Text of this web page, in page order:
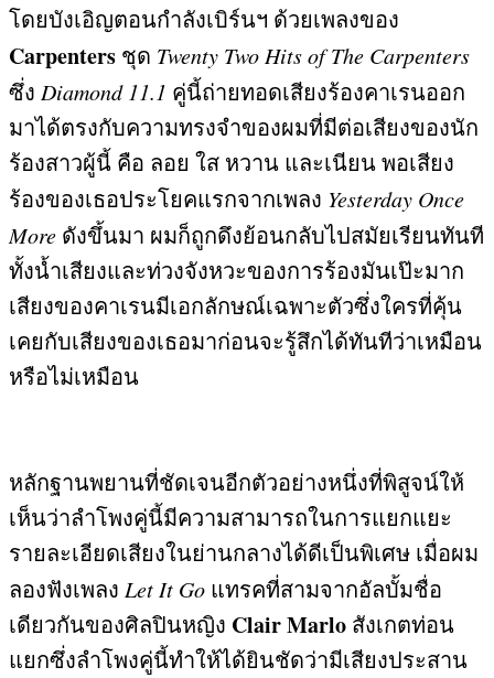
โดยบังเอิญตอนกำลังเบิร์นฯ ด้วยเพลงของ
Carpenters ชุด Twenty Two Hits of The Carpenters
ซึ่ง Diamond 11.1 คู่นี้ถ่ายทอดเสียงร้องคาเรนออก
มาได้ตรงกับความทรงจำของผมที่มีต่อเสียงของนัก
ร้องสาวผู้นี้ คือ ลอย ใส หวาน และเนียน พอเสียง
ร้องของเธอประโยคแรกจากเพลง Yesterday Once
More ดังขึ้นมา ผมก็ถูกดึงย้อนกลับไปสมัยเรียนทันที
ทั้งน้ำเสียงและท่วงจังหวะของการร้องมันเป๊ะมาก
เสียงของคาเรนมีเอกลักษณ์เฉพาะตัวซึ่งใครที่คุ้น
เคยกับเสียงของเธอมาก่อนจะรู้สึกได้ทันทีว่าเหมือน
หรือไม่เหมือน
หลักฐานพยานที่ชัดเจนอีกตัวอย่างหนึ่งที่พิสูจน์ให้
เห็นว่าลำโพงคู่นี้มีความสามารถในการแยกแยะ
รายละเอียดเสียงในย่านกลางได้ดีเป็นพิเศษ เมื่อผม
ลองฟังเพลง Let It Go แทรคที่สามจากอัลบั้มชื่อ
เดียวกันของศิลปินหญิง Clair Marlo สังเกตท่อน
แยกซึ่งลำโพงคู่นี้ทำให้ได้ยินชัดว่ามีเสียงประสาน